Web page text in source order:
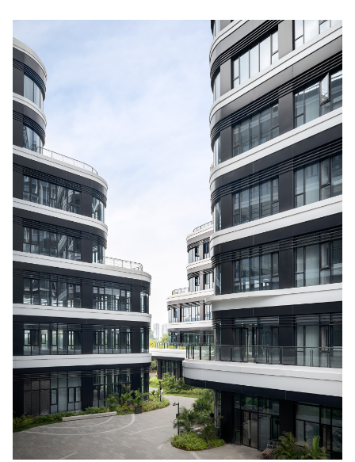
Wir halten Sie gern auf dem
Laufenden.
KSP ENGEL
Kontakt
Presse
Impressum
Datenschutz
Hinweisgeber
Facebook
Instagram
LinkedIn
WeChat